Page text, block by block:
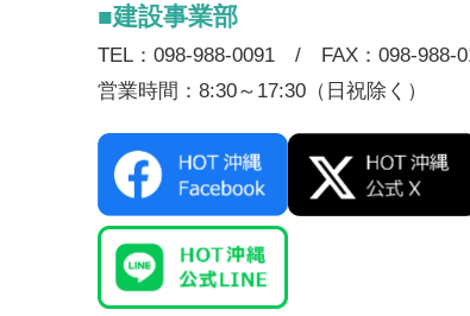
■建設事業部
TEL：098-988-0091 / FAX：098-988-
営業時間：8:30～17:30（日祝除く）